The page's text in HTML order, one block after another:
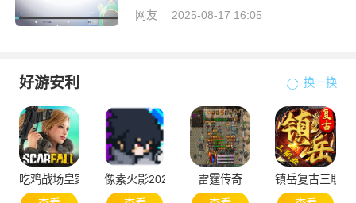
网友 2025-08-17 16:05
好游安利 换一换
吃鸡战场皇家大战像素火影2025次世代1.20版本
雷霆传奇
镇岳复古三职业